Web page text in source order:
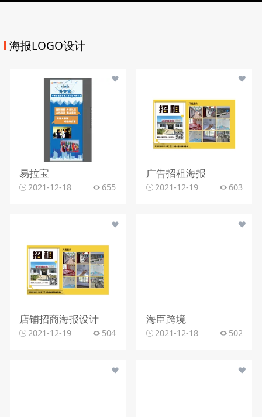
海报LOGO设计
易拉宝
2021-12-18 655
广告招租海报
2021-12-19 603
店铺招商海报设计
2021-12-19 504
海臣跨境
2021-12-18 502